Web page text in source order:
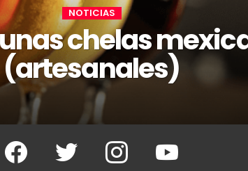
NOTICIAS
chelas
(artesanales)
Facebook Twitter Instagram Youtube